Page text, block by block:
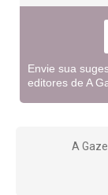
Envie sua
editores de A
A